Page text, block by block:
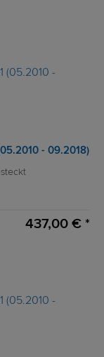
- 09.2018)
437,00 € *